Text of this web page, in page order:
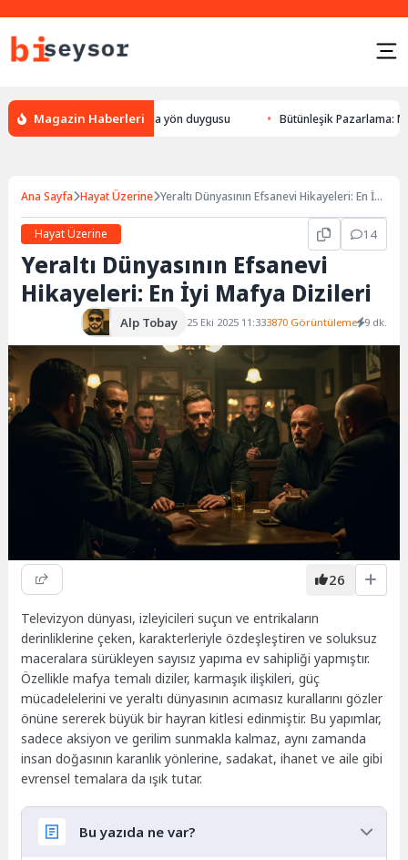
Magazin Haberleri
hayvanlarda yön duygusu Bütünleşik Pazarlama:
Ana Sayfa Hayat Üzerine Yeraltı Dünyasının Efsanevi Hikayeleri: En İyi
Hayat Üzerine
14
Yeraltı Dünyasının Efsanevi
Hikayeleri: En İyi Mafya Dizileri
Alp Tobay 25 Eki 2025 11:333870 Görüntüleme 9 dk.
26
Televizyon dünyası, izleyicileri suçun ve entrikaların
derinliklerine çeken, karakterleriyle özdeşleştiren ve soluksuz
maceralara sürükleyen sayısız yapıma ev sahipliği yapmıştır.
Özellikle mafya temalı diziler, karmaşık ilişkileri, güç
mücadelelerini ve yeraltı dünyasının acımasız kurallarını gözler
önüne sererek büyük bir hayran kitlesi edinmiştir. Bu yapımlar,
sadece aksiyon ve gerilim sunmakla kalmaz, aynı zamanda
insan doğasının karanlık yönlerine, sadakat, ihanet ve aile gibi
evrensel temalara da ışık tutar.
Bu yazıda ne var?